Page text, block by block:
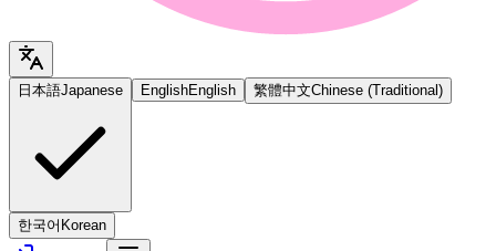
日本語Japanese EnglishEnglish 繁體中文Chinese (Traditional)
한국어 Korean